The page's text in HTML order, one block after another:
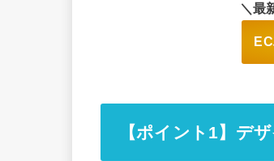
＼最
【ポイント1】デ